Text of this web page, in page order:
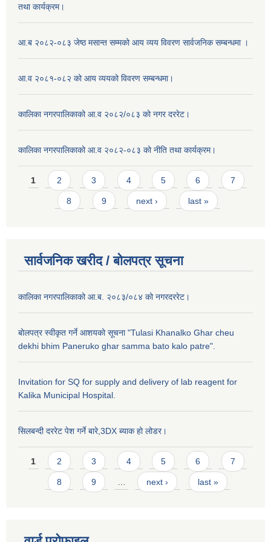
तथा कार्यक्रम।
आ.ब २०८२-०८३ जेष्ठ मसान्त सम्मको आय व्यय विवरण सार्वजनिक सम्बन्धमा ।
आ.व २०८१-०८२ को आय व्ययको विवरण सम्बन्धमा।
कालिका नगरपालिकाको आ.व २०८२/०८३ को नगर दररेट।
कालिका नगरपालिकाको आ.व २०८२-०८३ को नीति तथा कार्यक्रम।
Pages
1 2 3 4 5 6 7
8 9 next › last »
सार्वजनिक खरीद / बाेलपत्र सूचना
कालिका नगरपालिकाको आ.ब. २०८३/०८४ को नगरदररेट।
बोलपत्र स्वीकृत गर्ने आशयको सूचना "Tulasi Khanalko Ghar cheu
dekhi bhim Paneruko ghar samma bato kalo patre".
Invitation for SQ for supply and delivery of lab reagent for
Kalika Municipal Hospital.
सिलबन्दी दररेट पेश गर्ने बारे,3DX ब्याक हो लोडर।
Pages
1 2 3 4 5 6 7
8 9 next › last »